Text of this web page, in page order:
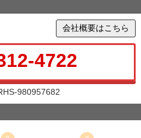
会社概要はこちら
4722
980957682